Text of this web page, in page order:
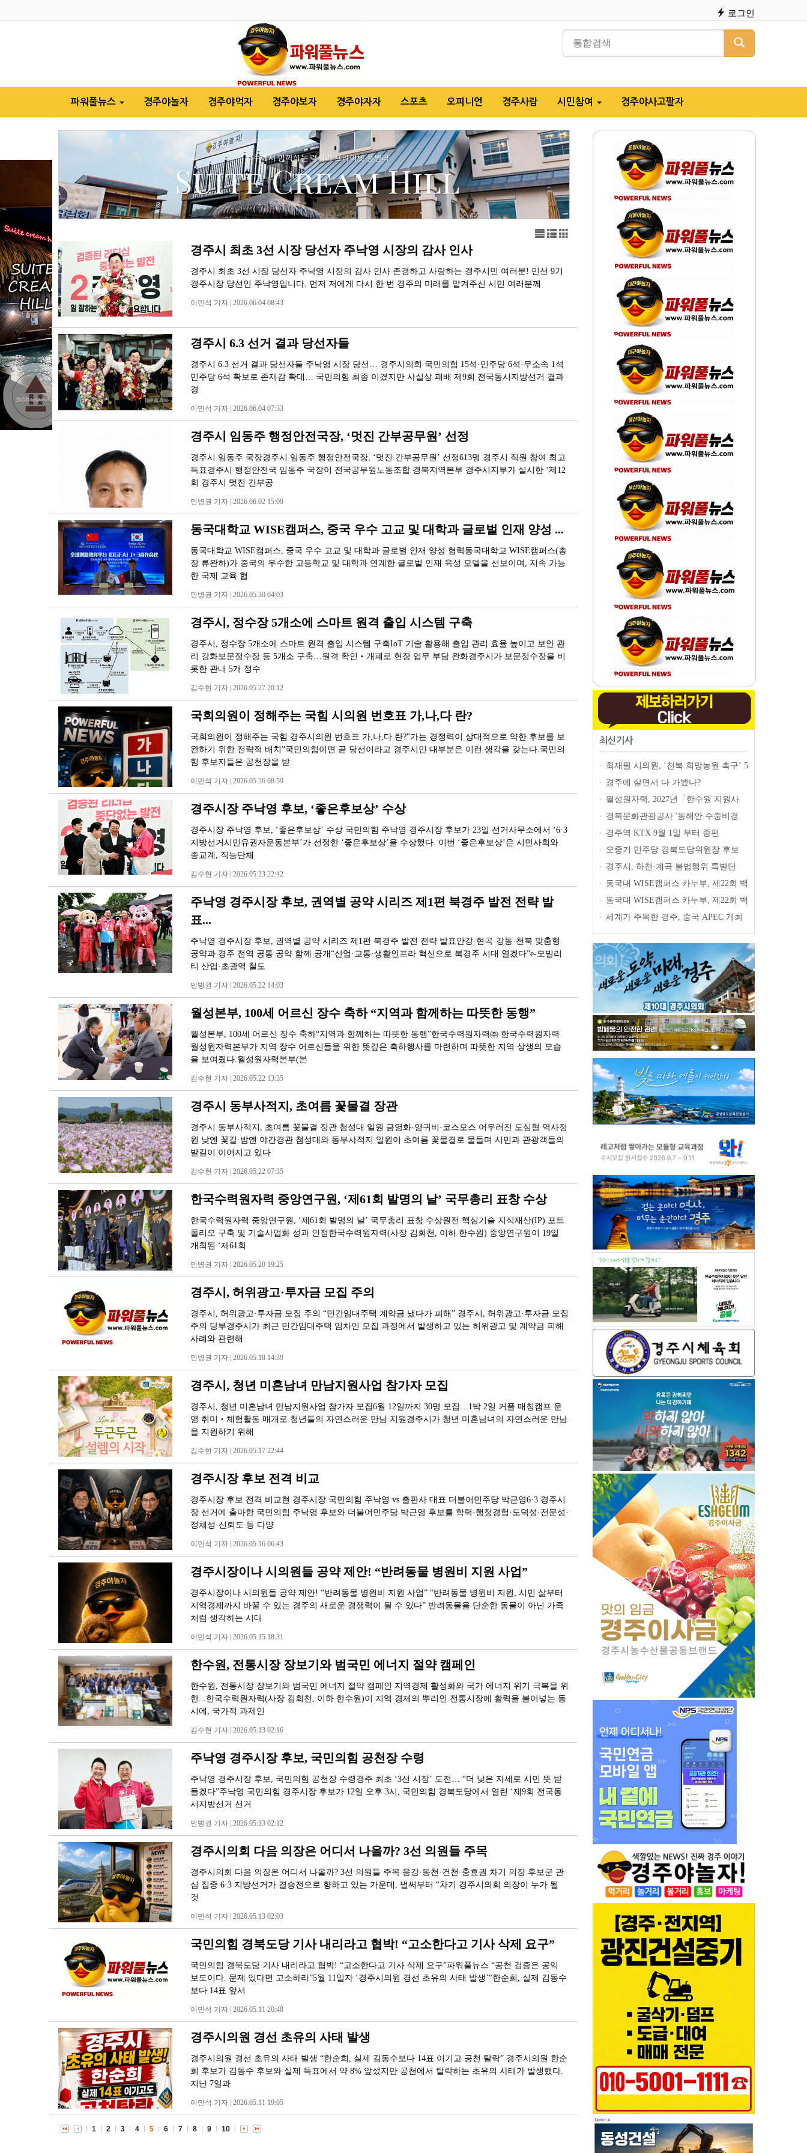
로그인
파워풀뉴스 경주야놀자 경주야먹자 경주야보자 경주야자자 스포츠 오피니언 경주사람 시민참여 경주야사고팔자
경주시 최초 3선 시장 당선자 주낙영 시장의 감사 인사
경주시 최초 3선 시장 당선자 주낙영 시장의 감사 인사 존경하고 사랑하는 경주시민 여러분! 민선 9기
경주시장 당선인 주낙영입니다. 먼저 저에게 다시 한 번 경주의 미래를 맡겨주신 시민 여러분께
이민석 기자 | 2026.06.04 08:43
경주시 6.3 선거 결과 당선자들
경주시 6.3 선거 결과 당선자들 주낙영 시장 당선… 경주시의회 국민의힘 15석·민주당 6석·무소속 1석
민주당 6석 확보로 존재감 확대… 국민의힘 최종 이겼지만 사실상 패배 제9회 전국동시지방선거 결과
경
이민석 기자 | 2026.06.04 07:33
경주시 임동주 행정안전국장, ‘멋진 간부공무원’ 선정
경주시 임동주 국장경주시 임동주 행정안전국장, ‘멋진 간부공무원’ 선정613명 경주시 직원 참여 최고
득표경주시 행정안전국 임동주 국장이 전국공무원노동조합 경북지역본부 경주시지부가 실시한 ‘제12
회 경주시 멋진 간부공
민병권 기자 | 2026.06.02 15:09
동국대학교 WISE캠퍼스, 중국 우수 고교 및 대학과 글로벌 인재 양성 ...
동국대학교 WISE캠퍼스, 중국 우수 고교 및 대학과 글로벌 인재 양성 협력동국대학교 WISE캠퍼스(총
장 류완하)가 중국의 우수한 고등학교 및 대학과 연계한 글로벌 인재 육성 모델을 선보이며, 지속 가능
한 국제 교육 협
민병권 기자 | 2026.05.30 04:03
경주시, 정수장 5개소에 스마트 원격 출입 시스템 구축
경주시, 정수장 5개소에 스마트 원격 출입 시스템 구축IoT 기술 활용해 출입 관리 효율 높이고 보안 관
리 강화보문정수장 등 5개소 구축…원격 확인‧개폐로 현장 업무 부담 완화경주시가 보문정수장을 비
롯한 관내 5개 정수
김수현 기자 | 2026.05.27 20:12
국회의원이 정해주는 국힘 시의원 번호표 가,나,다 란?
국회의원이 정해주는 국힘 경주시의원 번호표 가,나,다 란?"가는 경쟁력이 상대적으로 약한 후보를 보
완하기 위한 전략적 배치”국민의힘이면 곧 당선이라고 경주시민 대부분은 이런 생각을 갖는다.국민의
힘 후보자들은 공천장을 받
이민석 기자 | 2026.05.26 08:59
경주시장 주낙영 후보, ‘좋은후보상’ 수상
경주시장 주낙영 후보, ‘좋은후보상’ 수상 국민의힘 주낙영 경주시장 후보가 23일 선거사무소에서 ‘6·3
지방선거시민유권자운동본부’가 선정한 ‘좋은후보상’을 수상했다. 이번 ‘좋은후보상’은 시민사회와
종교계, 직능단체
김수현 기자 | 2026.05.23 22:42
주낙영 경주시장 후보, 권역별 공약 시리즈 제1편 북경주 발전 전략 발
표...
주낙영 경주시장 후보, 권역별 공약 시리즈 제1편 북경주 발전 전략 발표안강·현곡·강동·천북 맞춤형
공약과 경주 전역 공통 공약 함께 공개“산업·교통·생활인프라 혁신으로 북경주 시대 열겠다”e-모빌리
티 산업·초광역 철도
민병권 기자 | 2026.05.22 14:03
월성본부, 100세 어르신 장수 축하 “지역과 함께하는 따뜻한 동행”
월성본부, 100세 어르신 장수 축하“지역과 함께하는 따뜻한 동행”한국수력원자력㈜ 한국수력원자력
월성원자력본부가 지역 장수 어르신들을 위한 뜻깊은 축하행사를 마련하며 따뜻한 지역 상생의 모습
을 보여줬다.월성원자력본부(본
김수현 기자 | 2026.05.22 13:35
경주시 동부사적지, 초여름 꽃물결 장관
경주시 동부사적지, 초여름 꽃물결 장관 첨성대 일원 금영화·양귀비·코스모스 어우러진 도심형 역사정
원 낮엔 꽃길·밤엔 야간경관 첨성대와 동부사적지 일원이 초여름 꽃물결로 물들며 시민과 관광객들의
발길이 이어지고 있다
김수현 기자 | 2026.05.22 07:35
한국수력원자력 중앙연구원, ʻ제61회 발명의 날ʼ 국무총리 표창 수상
한국수력원자력 중앙연구원, ʻ제61회 발명의 날ʼ 국무총리 표창 수상원전 핵심기술 지식재산(IP) 포트
폴리오 구축 및 기술사업화 성과 인정한국수력원자력(사장 김회천, 이하 한수원) 중앙연구원이 19일
개최된 ‘제61회
민병권 기자 | 2026.05.20 19:25
경주시, 허위광고·투자금 모집 주의
경주시, 허위광고·투자금 모집 주의 “민간임대주택 계약금 냈다가 피해” 경주시, 허위광고·투자금 모집
주의 당부경주시가 최근 민간임대주택 임차인 모집 과정에서 발생하고 있는 허위광고 및 계약금 피해
사례와 관련해
민병권 기자 | 2026.05.18 14:39
경주시, 청년 미혼남녀 만남지원사업 참가자 모집
경주시, 청년 미혼남녀 만남지원사업 참가자 모집6월 12일까지 30명 모집…1박 2일 커플 매칭캠프 운
영 취미‧체험활동 매개로 청년들의 자연스러운 만남 지원경주시가 청년 미혼남녀의 자연스러운 만남
을 지원하기 위해
김수현 기자 | 2026.05.17 22:44
경주시장 후보 전격 비교
경주시장 후보 전격 비교현 경주시장 국민의힘 주낙영 vs 출판사 대표 더불어민주당 박근영6·3 경주시
장 선거에 출마한 국민의힘 주낙영 후보와 더불어민주당 박근영 후보를 학력·행정경험·도덕성·전문성·
정체성·신뢰도 등 다양
이민석 기자 | 2026.05.16 06:43
경주시장이나 시의원들 공약 제안! “반려동물 병원비 지원 사업”
경주시장이나 시의원들 공약 제안! “반려동물 병원비 지원 사업” “반려동물 병원비 지원, 시민 삶부터
지역경제까지 바꿀 수 있는 경주의 새로운 경쟁력이 될 수 있다” 반려동물을 단순한 동물이 아닌 가족
처럼 생각하는 시대
이민석 기자 | 2026.05.15 18:31
한수원, 전통시장 장보기와 범국민 에너지 절약 캠페인
한수원, 전통시장 장보기와 범국민 에너지 절약 캠페인 지역경제 활성화와 국가 에너지 위기 극복을 위
한...한국수력원자력(사장 김회천, 이하 한수원)이 지역 경제의 뿌리인 전통시장에 활력을 불어넣는 동
시에, 국가적 과제인
김수현 기자 | 2026.05.13 02:16
주낙영 경주시장 후보, 국민의힘 공천장 수령
주낙영 경주시장 후보, 국민의힘 공천장 수령경주 최초 ‘3선 시장’ 도전… “더 낮은 자세로 시민 뜻 받
들겠다”주낙영 국민의힘 경주시장 후보가 12일 오후 3시, 국민의힘 경북도당에서 열린 ‘제9회 전국동
시지방선거 선거
민병권 기자 | 2026.05.13 02:12
경주시의회 다음 의장은 어디서 나올까? 3선 의원들 주목
경주시의회 다음 의장은 어디서 나올까? 3선 의원들 주목 용강·동천·건천·충효권 차기 의장 후보군 관
심 집중 6·3 지방선거가 결승전으로 향하고 있는 가운데, 벌써부터 “차기 경주시의회 의장이 누가 될
것
이민석 기자 | 2026.05.13 02:03
국민의힘 경북도당 기사 내리라고 협박! “고소한다고 기사 삭제 요구”
국민의힘 경북도당 기사 내리라고 협박! “고소한다고 기사 삭제 요구”파워풀뉴스 “공천 검증은 공익
보도이다. 문제 있다면 고소하라”5월 11일자 ‘경주시의원 경선 초유의 사태 발생’“한순희, 실제 김동수
보다 14표 앞서
이민석 기자 | 2026.05.11 20:48
경주시의원 경선 초유의 사태 발생
경주시의원 경선 초유의 사태 발생 “한순희, 실제 김동수보다 14표 이기고 공천 탈락” 경주시의원 한순
희 후보가 김동수 후보와 실제 득표에서 약 8% 앞섰지만 공천에서 탈락하는 초유의 사태가 발생했다.
지난 7일과
이민석 기자 | 2026.05.11 19:05
1 2 3 4 5 6 7 8 9 10
최신기사
• 최재필 시의원, ‘천북 희망농원 촉구’ 5
분 발언 "말로는 누가 못하나"
• 경주에 살면서 다 가봤나?
• 월성원자력, 2027년「한수원 지원사
업」공모
• 경북문화관광공사 '동해안 수중비경
11선' 공개
• 경주역 KTX 9월 1일 부터 증편
•
오중기 민주당 경북도당위원장 후보
출마 선언
• 경주시, 하천·계곡 불법행위 특별단
속… 오는 31일까지 집중 점검
• 동국대 WISE캠퍼스 카누부, 제22회 백
마강배 전국대회 금메달 3개 획득
• 동국대 WISE캠퍼스 카누부, 제22회 백
마강배 전국대회 금메달 3개 획득
• 세계가 주목한 경주, 중국 APEC 개최
마킹